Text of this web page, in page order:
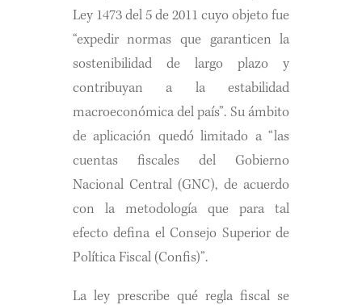
Ley 1473 del 5 de 2011 cuyo objeto fue
“expedir normas que garanticen la
sostenibilidad de largo plazo y
contribuyan a la estabilidad
macroeconómica del país”. Su ámbito
de aplicación quedó limitado a “las
cuentas fiscales del Gobierno
Nacional Central (GNC), de acuerdo
con la metodología que para tal
efecto defina el Consejo Superior de
Política Fiscal (Confis)”.
La ley prescribe qué regla fiscal se